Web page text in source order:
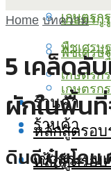
เกษตรกูรู
พืชเศรษ
เกษตรก
ร้านค้า
หลักสูตรอ
เกษตรกูรู
พืชเศรษ
เกษตรก
ร้านค้า
หลักสูตรอบ
เข้าสู่ระบบ
Home บทความ
5 เคล็ดลั
ผักในพื้น
ดินดี ปุ๋ยโดน